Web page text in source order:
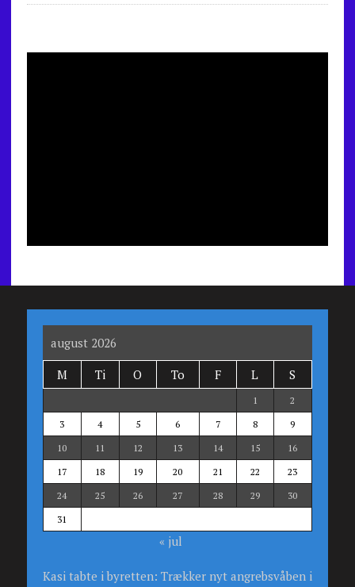
august 2026
M
Ti O To F L S
1
2
3
4 5 6 7 8
9
10
11 12 13 14 15
16
17
18 19 20 21 22
23
24
25 26 27 28 29
30
31
« jul
Kasi tabte i byretten: Trækker nyt angrebsvåben i